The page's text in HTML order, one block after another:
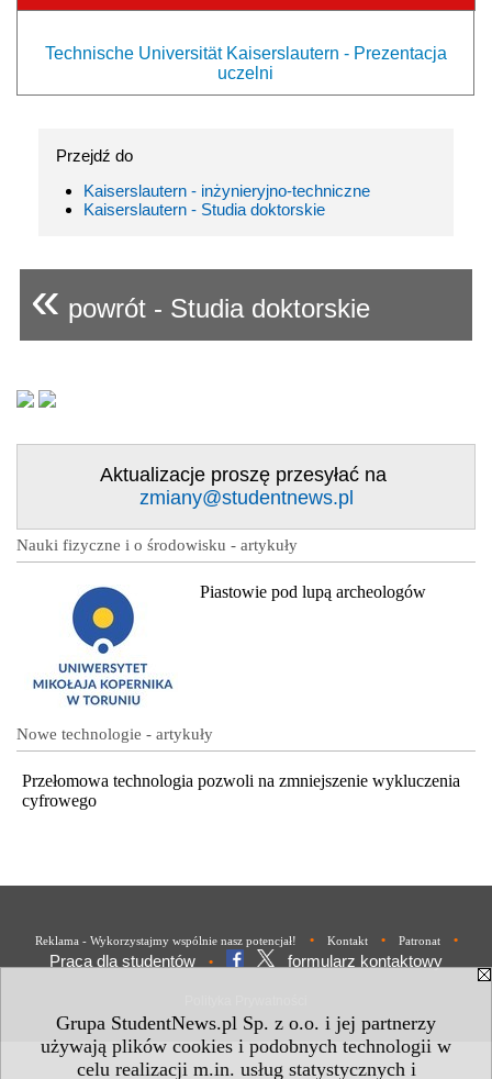
Grupa StudentNews.pl Sp. z o.o. i jej partnerzy
używają plików cookies i podobnych technologii w
celu realizacji m.in. usług statystycznych i
Technische Universität Kaiserslautern - Prezentacja
uczelni
Przejdź do
Kaiserslautern - inżynieryjno-techniczne
Kaiserslautern - Studia doktorskie
« powrót - Studia doktorskie
Aktualizacje proszę przesyłać na
zmiany@studentnews.pl
Nauki fizyczne i o środowisku - artykuły
Piastowie pod lupą archeologów
Nowe technologie - artykuły
Przełomowa technologia pozwoli na zmniejszenie wykluczenia
cyfrowego
Reklama - Wykorzystajmy wspólnie nasz potencjał! • Kontakt • Patronat •
Praca dla studentów • formularz kontaktowy